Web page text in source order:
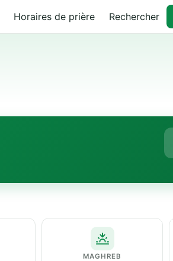
Horaires de prière Rechercher
MAGHREB